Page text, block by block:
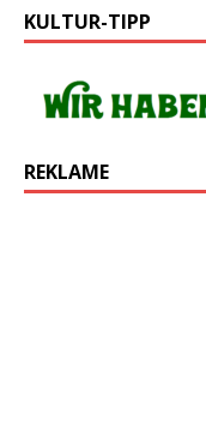
KULTUR-TIPP
REKLAME